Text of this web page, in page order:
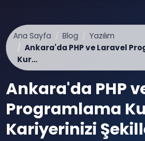
Ana Sayfa Blog
Yazılım
Ankara'da PHP ve Laravel
Kur...
Ankara'da PHP
Programlama
Kariyerinizi